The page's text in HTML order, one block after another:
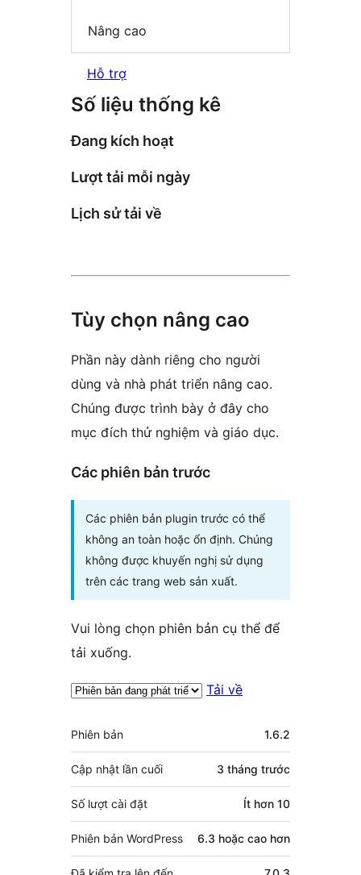
Nâng cao
Hỗ trợ
Số liệu thống kê
Đang kích hoạt
Lượt tải mỗi ngày
Lịch sử tải về
Tùy chọn nâng cao
Phần này dành riêng cho người
dùng và nhà phát triển nâng cao.
Chúng được trình bày ở đây cho
mục đích thử nghiệm và giáo dục.
Các phiên bản trước
Các phiên bản plugin trước có thể
không an toàn hoặc ổn định. Chúng
không được khuyến nghị sử dụng
trên các trang web sản xuất.
Vui lòng chọn phiên bản cụ thể để
tải xuống.
Tải về
Meta
Phiên bản 1.6.2
Cập nhật lần cuối 3 tháng trước
Số lượt cài đặt Ít hơn 10
Phiên bản WordPress 6.3 hoặc cao hơn